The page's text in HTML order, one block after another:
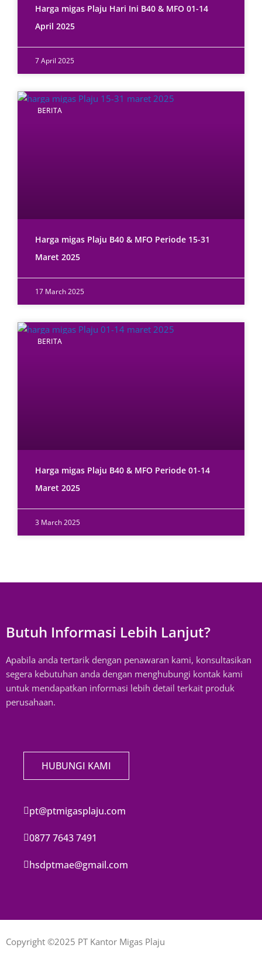
Harga migas Plaju Hari Ini B40 & MFO 01-14
April 2025
7 April 2025
BERITA
Harga migas Plaju B40 & MFO Periode 15-31
Maret 2025
17 March 2025
BERITA
Harga migas Plaju B40 & MFO Periode 01-14
Maret 2025
3 March 2025
Butuh Informasi Lebih Lanjut?
Apabila anda tertarik dengan penawaran kami, konsultasikan
segera kebutuhan anda dengan menghubungi kontak kami
untuk mendapatkan informasi lebih detail terkait produk
perusahaan.
HUBUNGI KAMI
pt@ptmigasplaju.com
0877 7643 7491
hsdptmae@gmail.com
Copyright ©2025 PT Kantor Migas Plaju